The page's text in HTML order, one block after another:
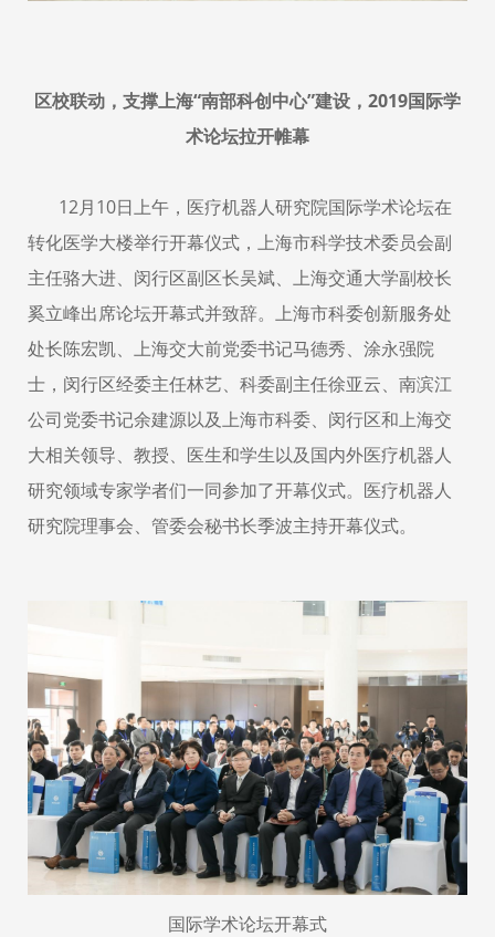
区校联动，支撑上海“南部科创中心”建设， 2019国际学
术论坛拉开帷幕
12月10日上午，医疗机器人研究院国际学术论坛在
转化医学大楼举行开幕仪式，上海市科学技术委员会副
主任骆大进、闵行区副区长吴斌、上海交通大学副校长
奚立峰出席论坛开幕式并致辞。上海市科委创新服务处
处长陈宏凯、上海交大前党委书记马德秀、涂永强院
士，闵行区经委主任林艺、科委副主任徐亚云、南滨江
公司党委书记余建源以及上海市科委、闵行区和上海交
大相关领导、教授、医生和学生以及国内外医疗机器人
研究领域专家学者们一同参加了开幕仪式。医疗机器人
研究院理事会、管委会秘书长季波主持开幕仪式。
国际学术论坛开幕式